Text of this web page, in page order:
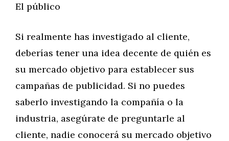
El público
Si realmente has investigado al cliente,
deberías tener una idea decente de quién es
su mercado objetivo para establecer sus
campañas de publicidad. Si no puedes
saberlo investigando la compañía o la
industria, asegúrate de preguntarle al
cliente, nadie conocerá su mercado objetivo